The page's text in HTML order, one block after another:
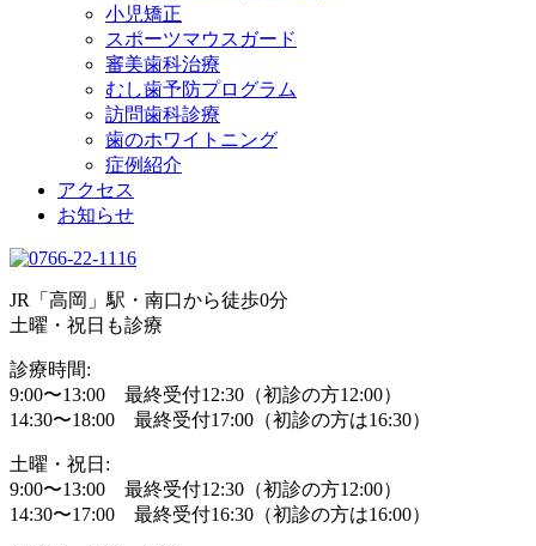
小児矯正
スポーツマウスガード
審美歯科治療
むし歯予防プログラム
訪問歯科診療
歯のホワイトニング
症例紹介
アクセス
お知らせ
JR「高岡」駅・南口から徒歩0分
土曜・祝日も診療
診療時間:
9:00〜13:00 最終受付12:30（初診の方12:00）
14:30〜18:00 最終受付17:00（初診の方は16:30）
土曜・祝日:
9:00〜13:00 最終受付12:30（初診の方12:00）
14:30〜17:00 最終受付16:30（初診の方は16:00）